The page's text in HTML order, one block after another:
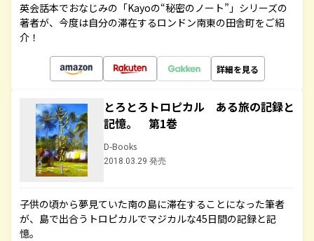
英会話本でおなじみの「Kayoの“秘密のノート”」シリーズの
著者が、今度は自分の滞在するロンドン南東の田舎町をご紹
介！
詳細を見る
とろとろトロピカル ある旅の記録と
記憶。 第1巻
D-Books
2018.03.29 発売
子供の頃から夢見ていた南の島に滞在することになった筆者
が、島で出合うトロピカルでマジカルな45日間の記録と記
憶。